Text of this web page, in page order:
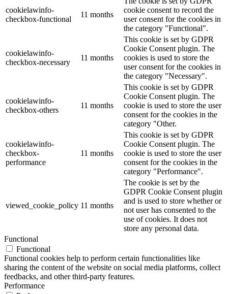
cookielawinfo-
checkbox-functional
11 months
cookie consent to record the
user consent for the cookies in
the category "Functional".
cookielawinfo-
checkbox-necessary
11 months
This cookie is set by GDPR
Cookie Consent plugin. The
cookies is used to store the
user consent for the cookies in
the category "Necessary".
cookielawinfo-
checkbox-others
11 months
This cookie is set by GDPR
Cookie Consent plugin. The
cookie is used to store the user
consent for the cookies in the
category "Other.
cookielawinfo-
checkbox-
performance
11 months
This cookie is set by GDPR
Cookie Consent plugin. The
cookie is used to store the user
consent for the cookies in the
category "Performance".
viewed_cookie_policy 11 months
The cookie is set by the
GDPR Cookie Consent plugin
and is used to store whether or
not user has consented to the
use of cookies. It does not
store any personal data.
Functional
Functional
Functional cookies help to perform certain functionalities like
sharing the content of the website on social media platforms, collect
feedbacks, and other third-party features.
Performance